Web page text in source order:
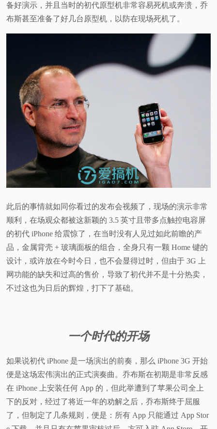
备好演示，并且当时的初代原型机非常容易死机或奔溃，乔
布斯甚至准备了好几台原型机，以防在现场死机了。
此后的事情就如同你看过的发布会视频了，现场的演示非常
顺利，在场观众都被这新颖的 3.5 英寸且带多点触控电容屏
的初代 iPhone 给震惊了，在当时没有人见过如此前瞻的产
品，金属背壳 + 玻璃面板的组合，全身只有一颗 Home 键的
设计，或许放在今时今日，也不会显得过时，但由于 3G 上
网功能的缺失和过高的售价，导致了初代并不是十分热卖，
不过这也为日后的辉煌，打下了基础。
一个时代的开场
如果说初代 iPhone 是一场演出的前奏，那么 iPhone 3G 开始
便是这场宏伟演出的正式演奏曲。乔布斯在初期是非常反感
在 iPhone 上安装任何 App 的，但此举遭到了苹果公司全上
下的反对，经过了将近一年的劝解之后，乔布斯终于屈服
了，但制定了几条规则，便是：所有 App 只能通过 App Stor